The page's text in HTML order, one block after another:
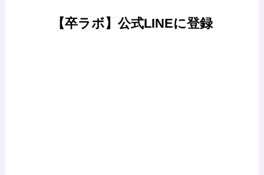
【卒ラボ】公式LINEに登録